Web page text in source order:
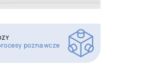
poznawcze